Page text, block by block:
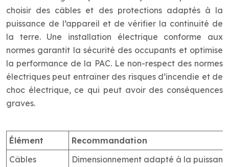
choisir des câbles et des protections adaptés à la
puissance de l’appareil et de vérifier la continuité de
la terre. Une installation électrique conforme aux
normes garantit la sécurité des occupants et optimise
la performance de la PAC. Le non-respect des normes
électriques peut entraîner des risques d’incendie et de
choc électrique, ce qui peut avoir des conséquences
graves.
Élément
Recommandation
Câbles
Dimensionnement adapté à la